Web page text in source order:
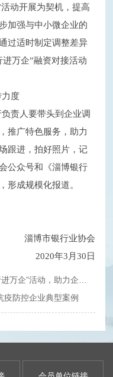
动开展为契机，提高
加强与中小微企业的
过适时制定调整差异
万企”融资对接活动
力度
责人要带头到企业调
推广特色服务，助力
跟进，拍好照片，记
公众号和《淄博银行
形成规模化报道。
淄博市银行业协会
2020年3月30日
疫防控企业典型案例